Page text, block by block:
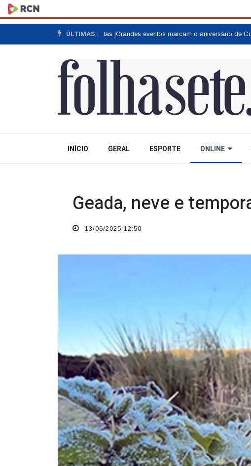
ÚLTIMAS :
a colonos e motoristas | Grandes eventos marcam o aniversário de
INÍCIO GERAL ESPORTE ONLINE
Geada, neve e
13/06/2025 12:50